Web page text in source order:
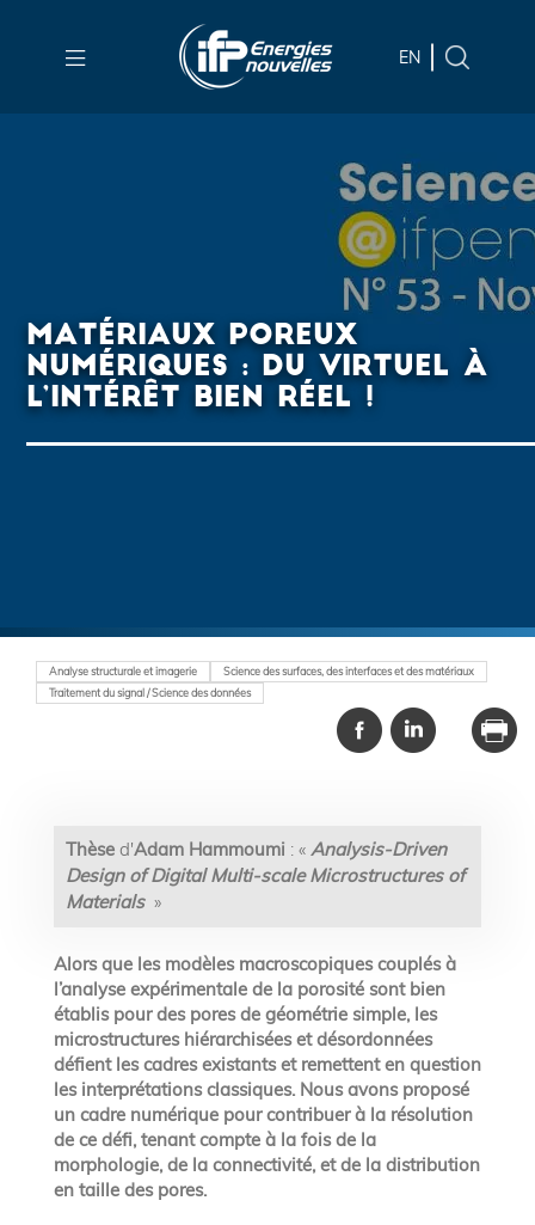
contenu
search
EN
MATÉRIAUX POREUX
NUMÉRIQUES : DU VIRTUEL À
L’INTÉRÊT BIEN RÉEL !
Analyse structurale et imagerie
Science des surfaces, des interfaces et des matériaux
Traitement du signal / Science des données
Thèse d'Adam Hammoumi : « Analysis-Driven
Design of Digital Multi-scale Microstructures of
Materials »
Alors que les modèles macroscopiques couplés à
l’analyse expérimentale de la porosité sont bien
établis pour des pores de géométrie simple, les
microstructures hiérarchisées et désordonnées
défient les cadres existants et remettent en question
les interprétations classiques. Nous avons proposé
un cadre numérique pour contribuer à la résolution
de ce défi, tenant compte à la fois de la
morphologie, de la connectivité, et de la distribution
en taille des pores.